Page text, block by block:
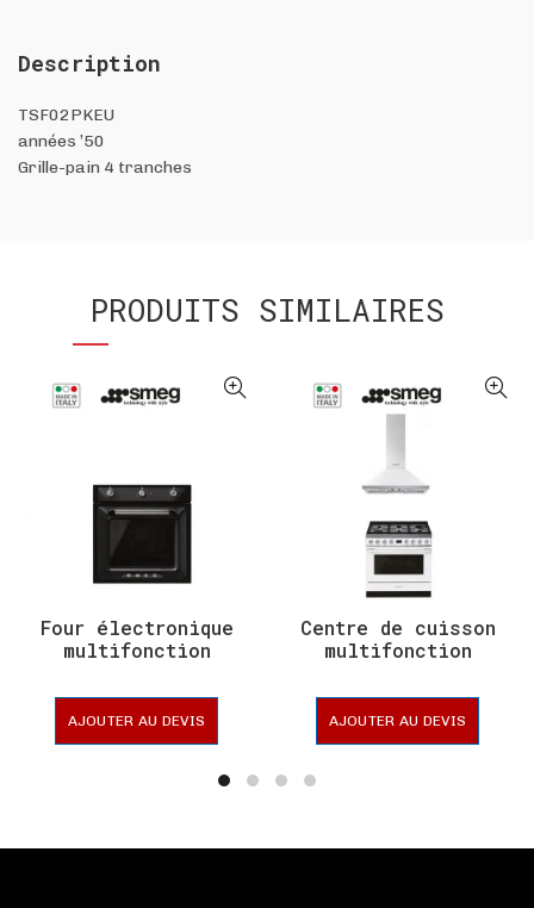
Description
TSF02PKEU
années ’50
Grille-pain 4 tranches
PRODUITS SIMILAIRES
Four électronique
multifonction
AJOUTER AU DEVIS
Centre de cuisson
multifonction
AJOUTER AU DEVIS